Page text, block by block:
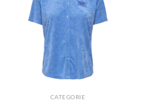
CATEGORIE